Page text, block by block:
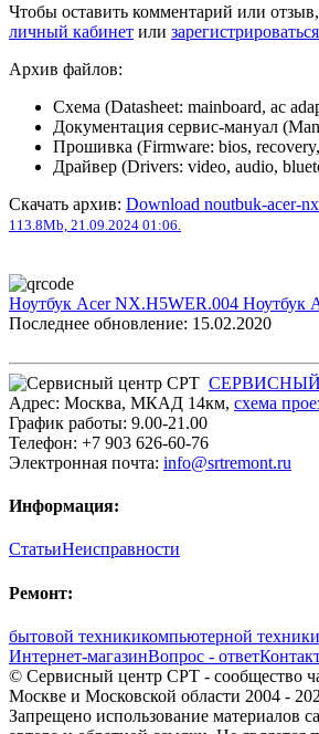
Чтобы оставить комментарий или
личный кабинет или зарегистрироваться
Архив файлов:
Схема (Datasheet: mainboard, ac
Документация сервис-мануал
Прошивка (Firmware: bios,
Драйвер (Drivers: video, audio,
Скачать архив: Download noutbuk-acer-
113.8Mb, 21.09.2024 01:06.
Ноутбук Acer NX.H5WER.004 Ноутбук
Последнее обновление: 15.02.2020
Адрес: Москва, МКАД 14км, cхема
График работы: 9.00-21.00
Телефон: +7 903 626-60-76
Электронная почта: info@srtremont.ru
Информация:
СтатьиНеисправности
Ремонт:
бытовой техникикомпьютерной техники
Интернет-магазинВопрос - ответ
© Сервисный центр СРТ - сообщество
Москве и Московской области 2004 -
Запрещено использование материалов